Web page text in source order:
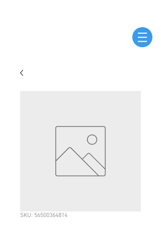
SKU: 56500364814